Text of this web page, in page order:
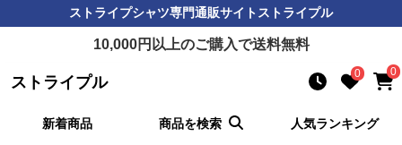
ストライプシャツ専門通販サイト ストライプル
10,000円以上のご購入で送料無料
ストライプル 0 0
新着商品 商品を検索 人気ランキング